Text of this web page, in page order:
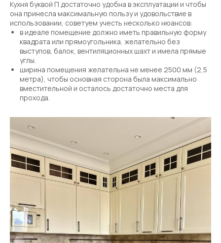
Кухня буквой П достаточно удобна в эксплуатации и чтобы
она принесла максимальную пользу и удовольствие в
использовании, советуем учесть несколько нюансов:
в идеале помещение должно иметь правильную форму
квадрата или прямоугольника, желательно без
выступов, балок, вентиляционных шахт и имела прямые
углы.
ширина помещения желательна не менее 2500 мм (2,5
метра), чтобы основная сторона была максимально
вместительной и осталось достаточно места для
прохода.